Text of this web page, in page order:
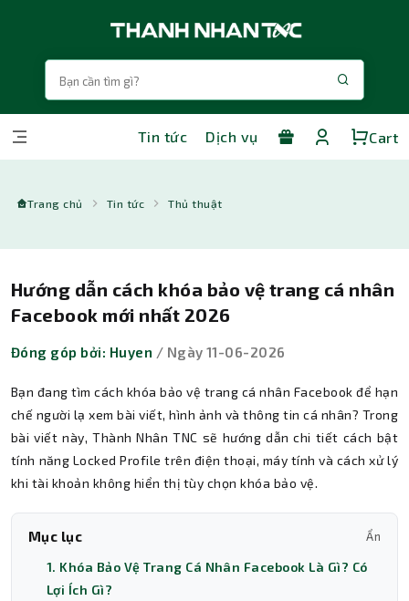
Tin tức Dịch vụ Cart
Trang chủ Tin tức Thủ thuật
Hướng dẫn cách khóa bảo vệ trang cá nhân
Facebook mới nhất 2026
Đóng góp bởi: Huyen / Ngày 11-06-2026
Bạn đang tìm cách khóa bảo vệ trang cá nhân Facebook để hạn
chế người lạ xem bài viết, hình ảnh và thông tin cá nhân? Trong
bài viết này, Thành Nhân TNC sẽ hướng dẫn chi tiết cách bật
tính năng Locked Profile trên điện thoại, máy tính và cách xử lý
khi tài khoản không hiển thị tùy chọn khóa bảo vệ.
Mục lục Ẩn
1. Khóa Bảo Vệ Trang Cá Nhân Facebook Là Gì? Có
Lợi Ích Gì?